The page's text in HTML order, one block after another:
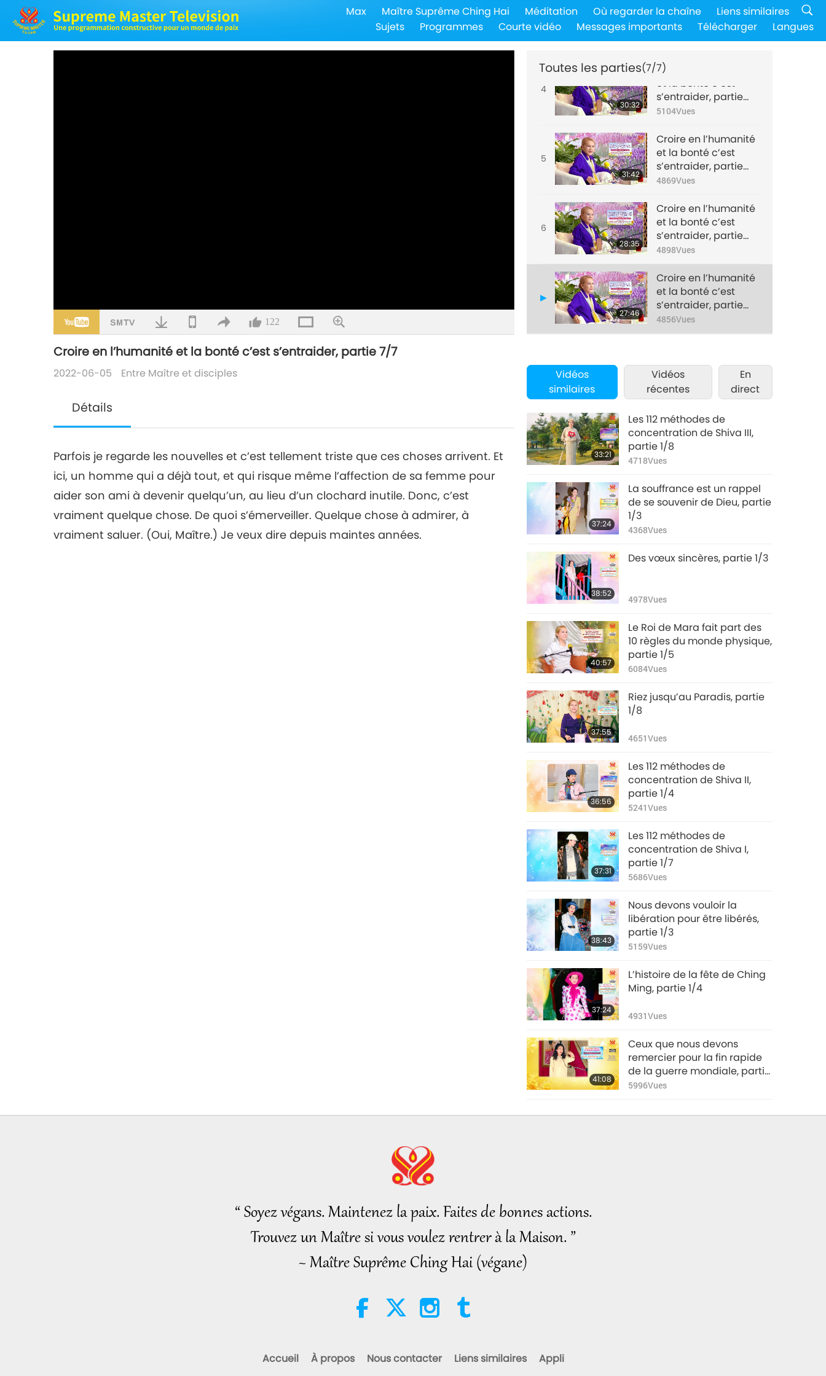
Max Maître Suprême Ching Hai Méditation Où regarder la chaîne
Liens similaires
Sujets
Programmes Courte vidéo Messages importants Télécharger Langues
122
Croire en l’humanité et la bonté c’est s’entraider, partie 7/7
2022-06-05 Entre Maître et disciples
Détails
Parfois je regarde les nouvelles et c’est tellement triste que ces choses arrivent. Et
ici, un homme qui a déjà tout, et qui risque même l’affection de sa femme pour
aider son ami à devenir quelqu’un, au lieu d’un clochard inutile. Donc, c’est
vraiment quelque chose. De quoi s’émerveiller. Quelque chose à admirer, à
vraiment saluer. (Oui, Maître.) Je veux dire depuis maintes années.
Toutes les parties(7/7)
3
et la bonté c’est
s’entraider, partie
3/7
4847Vues
4
30:32
Croire en l’humanité
et la bonté c’est
s’entraider, partie
4/7
5104Vues
5
31:42
Croire en l’humanité
et la bonté c’est
s’entraider, partie
5/7
4869Vues
6
28:35
Croire en l’humanité
et la bonté c’est
s’entraider, partie
6/7
4898Vues
27:46
Croire en l’humanité
et la bonté c’est
s’entraider, partie
7/7
4856Vues
Vidéos
similaires
Vidéos
récentes
En
direct
33:21
Les 112 méthodes de
concentration de Shiva III,
partie 1/8
4718Vues
37:24
La souffrance est un rappel
de se souvenir de Dieu, partie
1/3
4368Vues
38:52
Des vœux sincères, partie 1/3
4978Vues
40:57
Le Roi de Mara fait part des
10 règles du monde physique,
partie 1/5
6084Vues
37:55
Riez jusqu’au Paradis, partie
1/8
4651Vues
36:56
Les 112 méthodes de
concentration de Shiva II,
partie 1/4
5241Vues
37:31
Les 112 méthodes de
concentration de Shiva I,
partie 1/7
5686Vues
38:43
Nous devons vouloir la
libération pour être libérés,
partie 1/3
5159Vues
37:24
L’histoire de la fête de Ching
Ming, partie 1/4
4931Vues
41:08
Ceux que nous devons
remercier pour la fin rapide
de la guerre mondiale, partie
1/3
5996Vues
“ Soyez végans. Maintenez la paix. Faites de bonnes actions.
Trouvez un Maître si vous voulez rentrer à la Maison. ”
~ Maître Suprême Ching Hai (végane)
Accueil À propos Nous contacter Liens similaires Appli